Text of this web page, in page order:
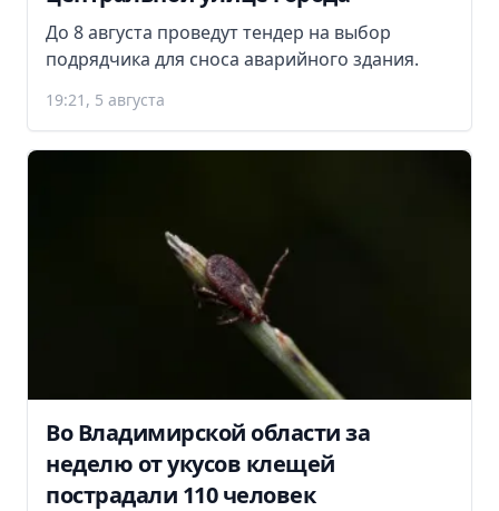
До 8 августа проведут тендер на выбор
подрядчика для сноса аварийного здания.
19:21, 5 августа
Во Владимирской области за
неделю от укусов клещей
пострадали 110 человек